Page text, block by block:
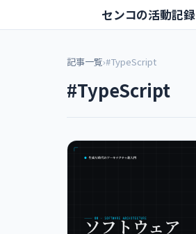
センコの活動記録
記事一覧›#TypeScript
#TypeScript